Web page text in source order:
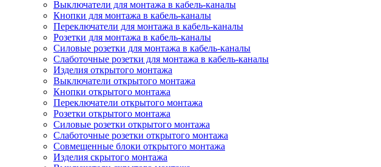
Выключатели для монтажа в кабель-каналы
Кнопки для монтажа в кабель-каналы
Переключатели для монтажа в кабель-каналы
Розетки для монтажа в кабель-каналы
Силовые розетки для монтажа в кабель-каналы
Слаботочные розетки для монтажа в кабель-каналы
Изделия открытого монтажа
Выключатели открытого монтажа
Кнопки открытого монтажа
Переключатели открытого монтажа
Розетки открытого монтажа
Силовые розетки открытого монтажа
Слаботочные розетки открытого монтажа
Совмещенные блоки открытого монтажа
Изделия скрытого монтажа